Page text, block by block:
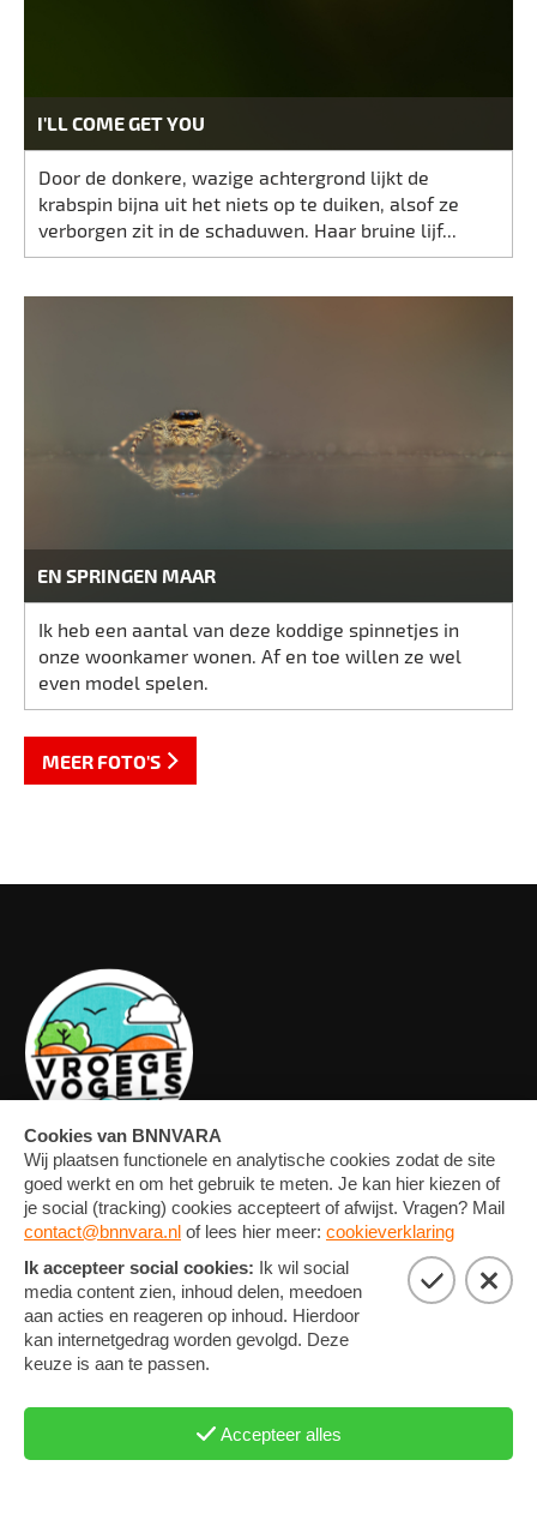
I'LL COME GET YOU
Door de donkere, wazige achtergrond lijkt de
krabspin bijna uit het niets op te duiken, alsof ze
verborgen zit in de schaduwen. Haar bruine lijf...
EN SPRINGEN MAAR
Ik heb een aantal van deze koddige spinnetjes in
onze woonkamer wonen. Af en toe willen ze wel
even model spelen.
MEER FOTO'S
OVERZICHT
ARTIKELEN
FOTO'S
FORUM
NIEUWSBRIEF
STATEMENT
COOKIE-INSTELLINGEN